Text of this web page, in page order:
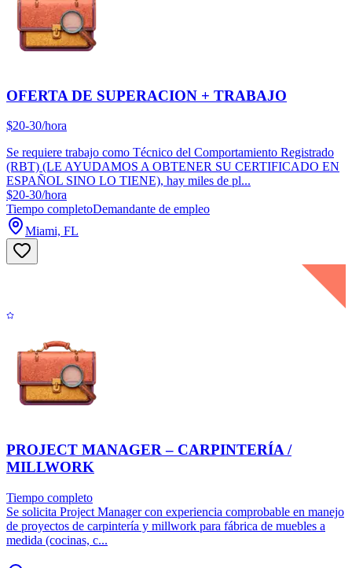
OFERTA DE SUPERACION + TRABAJO
$20-30/hora
Se requiere trabajo como Técnico del Comportamiento Registrado
(RBT) (LE AYUDAMOS A OBTENER SU CERTIFICADO EN
ESPAÑOL SINO LO TIENE), hay miles de pl...
$20-30/hora
Tiempo completoDemandante de empleo
Miami, FL
PROJECT MANAGER – CARPINTERÍA /
MILLWORK
Tiempo completo
Se solicita Project Manager con experiencia comprobable en manejo
de proyectos de carpintería y millwork para fábrica de muebles a
medida (cocinas, c...